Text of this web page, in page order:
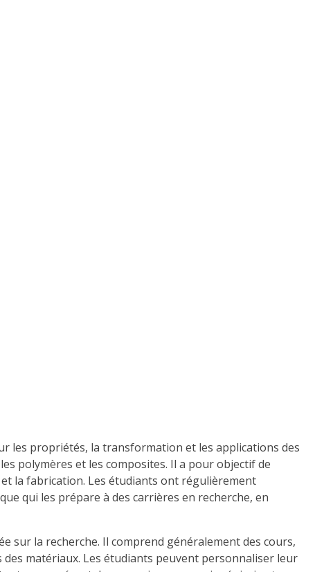
les propriétés, la transformation et les applications des
polymères et les composites. Il a pour objectif de
la fabrication. Les étudiants ont régulièrement
qui les prépare à des carrières en recherche, en
la recherche. Il comprend généralement des cours,
matériaux. Les étudiants peuvent personnaliser leur